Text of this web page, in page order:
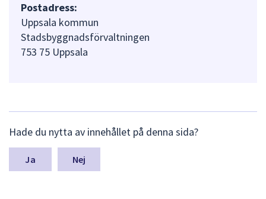
Postadress:
Uppsala kommun
Stadsbyggnadsförvaltningen
753 75 Uppsala
ä
m
a
Hade du nytta av innehållet på denna sida?
Nej